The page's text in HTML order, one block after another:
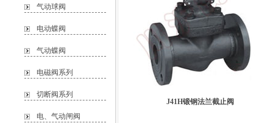
气动球阀
电动蝶阀
气动蝶阀
电磁阀系列
切断阀系列
电、气动闸阀
J41H锻钢法兰截止阀